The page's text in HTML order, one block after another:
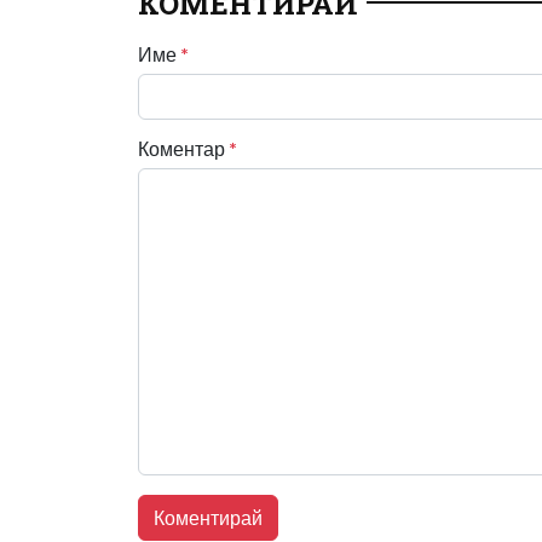
Име *
Коментар *